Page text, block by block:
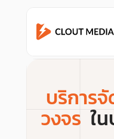
บริการ
วงจร ใน